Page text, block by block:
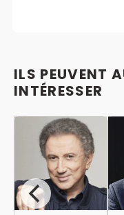
ILS PEUVENT
INTÉRESSER